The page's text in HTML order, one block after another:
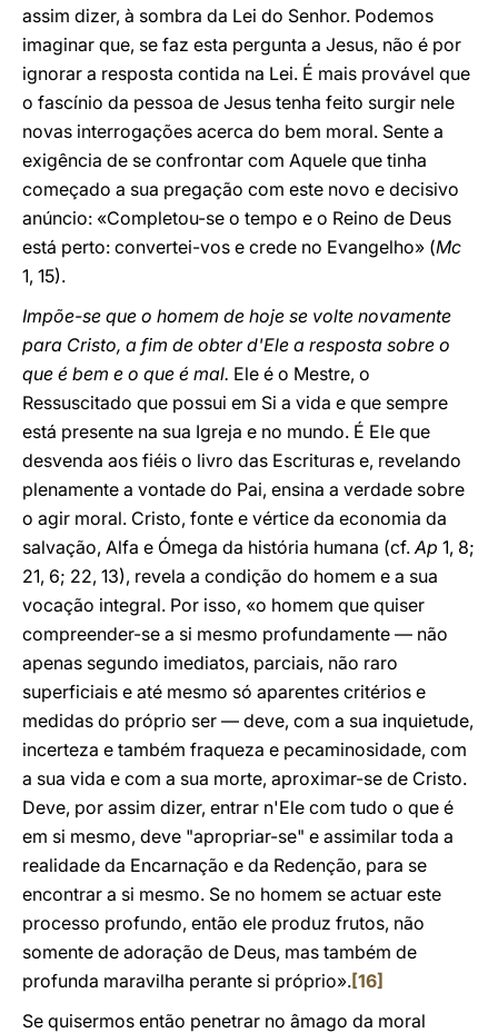
assim dizer, à sombra da Lei do Senhor. Podemos
imaginar que, se faz esta pergunta a Jesus, não é por
ignorar a resposta contida na Lei. É mais provável que
o fascínio da pessoa de Jesus tenha feito surgir nele
novas interrogações acerca do bem moral. Sente a
exigência de se confrontar com Aquele que tinha
começado a sua pregação com este novo e decisivo
anúncio: «Completou-se o tempo e o Reino de Deus
está perto: convertei-vos e crede no Evangelho» (Mc
1, 15).
Impõe-se que o homem de hoje se volte novamente
para Cristo, a fim de obter d'Ele a resposta sobre o
que é bem e o que é mal. Ele é o Mestre, o
Ressuscitado que possui em Si a vida e que sempre
está presente na sua Igreja e no mundo. É Ele que
desvenda aos fiéis o livro das Escrituras e, revelando
plenamente a vontade do Pai, ensina a verdade sobre
o agir moral. Cristo, fonte e vértice da economia da
salvação, Alfa e Ómega da história humana (cf.Ap 1, 8;
21, 6; 22, 13), revela a condição do homem e a sua
vocação integral. Por isso, «o homem que quiser
compreender-se a si mesmo profundamente — não
apenas segundo imediatos, parciais, não raro
superficiais e até mesmo só aparentes critérios e
medidas do próprio ser — deve, com a sua inquietude,
incerteza e também fraqueza e pecaminosidade, com
a sua vida e com a sua morte, aproximar-se de Cristo.
Deve, por assim dizer, entrar n'Ele com tudo o que é
em si mesmo, deve "apropriar-se" e assimilar toda a
realidade da Encarnação e da Redenção, para se
encontrar a si mesmo. Se no homem se actuar este
processo profundo, então ele produz frutos, não
somente de adoração de Deus, mas também de
profunda maravilha perante si próprio».[16]
Se quisermos então penetrar no âmago da moral